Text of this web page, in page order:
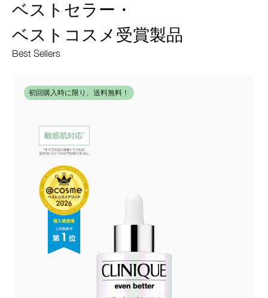
ベストセラー・
ベストコスメ受賞製品
Best Sellers
初回購入時に限り、送料無料！